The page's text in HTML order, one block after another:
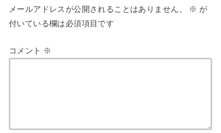
メールアドレスが公開されることはありません。 ※ が
付いている欄は必須項目です
コメント ※